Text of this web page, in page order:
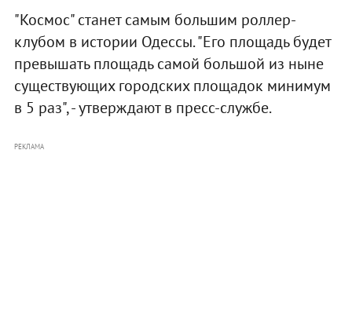
"Космос" станет самым большим роллер-
клубом в истории Одессы. "Его площадь будет
превышать площадь самой большой из ныне
существующих городских площадок минимум
в 5 раз", - утверждают в пресс-службе.
РЕКЛАМА